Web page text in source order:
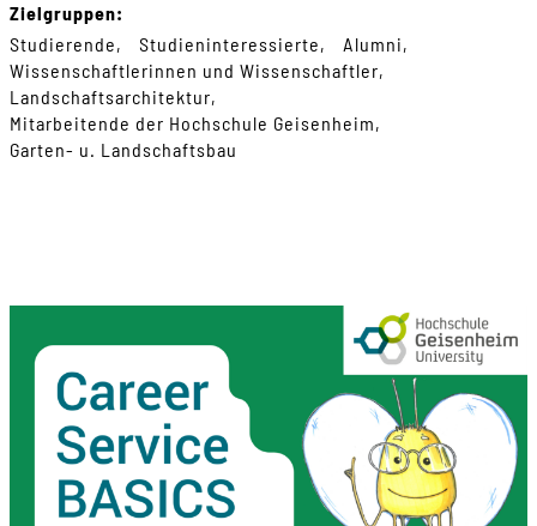
Zielgruppen:
Studierende
Studieninteressierte
Alumni
Wissenschaftlerinnen und Wissenschaftler
Landschaftsarchitektur
Mitarbeitende der Hochschule Geisenheim
Garten- u. Landschaftsbau